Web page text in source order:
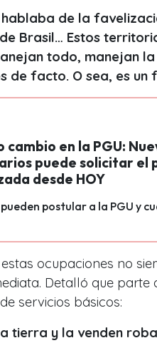
de la
Brasil… Estos
todo, manejan
de facto. O sea, es un
cambio en la PGU:
puede solicitar el
desde HOY
postular a la PGU y
ocupaciones no
Detalló que parte
servicios básicos:
tierra y la venden